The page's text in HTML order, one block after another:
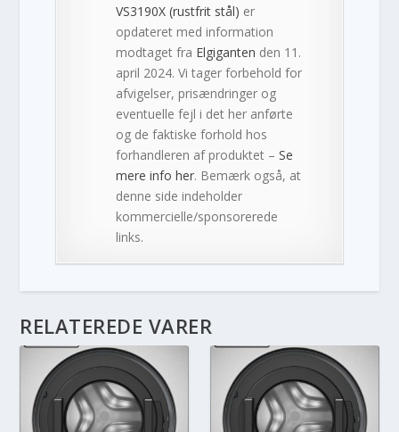
VS3190X (rustfrit stål) er
opdateret med information
modtaget fra Elgiganten den 11.
april 2024. Vi tager forbehold for
afvigelser, prisændringer og
eventuelle fejl i det her anførte
og de faktiske forhold hos
forhandleren af produktet –Se
mere info her. Bemærk også, at
denne side indeholder
kommercielle/sponsorerede
links.
RELATEREDE VARER